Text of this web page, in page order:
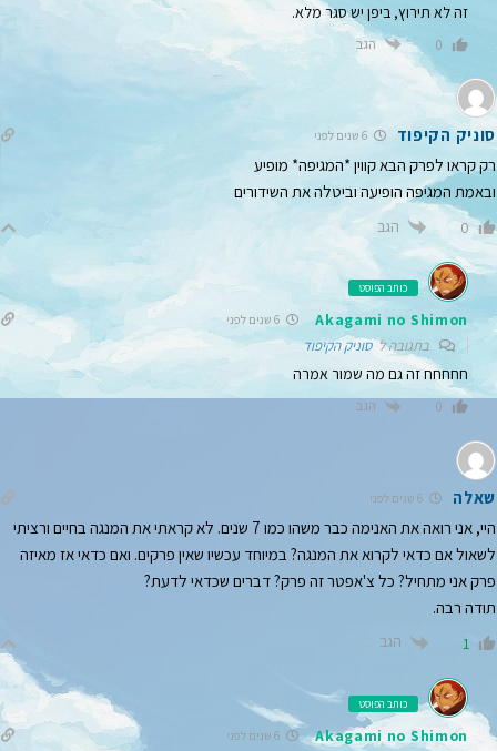
זה לא תירוץ, ביפן יש סגר מלא.
0 הגב
סוניק הקיפוד 6 שנים לפני
רק קראו לפרק הבא קווין *המגיפה* מופיע
ובאמת המגיפה הופיעה וביטלה את השידורים
0 הגב
כותב הפוסט
Akagami no Shimon
סוניק הקיפוד
חחחחח זה גם מה שמור אמרה
0 הגב
שאלה
היי, אני רואה את האנימה כבר משהו כמו 7 שנים. לא קראתי את המנגה בחיים ורציתי
לשאול אם כדאי לקרוא את המנגה? במיוחד עכשיו שאין פרקים. ואם כדאי אז מאיזה
פרק אני מתחיל? כל צ'אפטר זה פרק? דברים שכדאי לדעת?
תודה רבה.
1 הגב
כותב הפוסט
Akagami no Shimon